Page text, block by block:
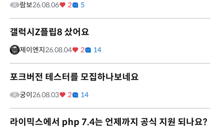
람보26.08.06 2 5
갤럭시Z플립8 샀어요
제이엔지26.08.04 2 14
포크버전 테스터를 모집하나보네요
궁이26.08.03 2 14
라이믹스에서 php 7.4는 언제까지 공식 지원 되나요?